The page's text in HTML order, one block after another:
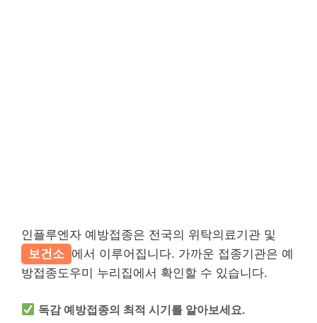
인플루엔자 예방접종은 전국의 위탁의료기관 및
보건소 에서 이루어집니다. 가까운 접종기관은 예
방접종도우미 누리집에서 확인할 수 있습니다.
독감 예방접종의 최적 시기를 알아보세요.